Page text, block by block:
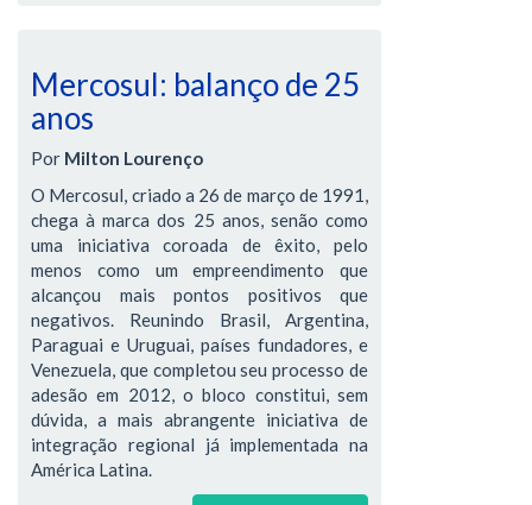
Mercosul: balanço de 25
anos
Por Milton Lourenço
O Mercosul, criado a 26 de março de 1991,
chega à marca dos 25 anos, senão como
uma iniciativa coroada de êxito, pelo
menos como um empreendimento que
alcançou mais pontos positivos que
negativos. Reunindo Brasil, Argentina,
Paraguai e Uruguai, países fundadores, e
Venezuela, que completou seu processo de
adesão em 2012, o bloco constitui, sem
dúvida, a mais abrangente iniciativa de
integração regional já implementada na
América Latina.